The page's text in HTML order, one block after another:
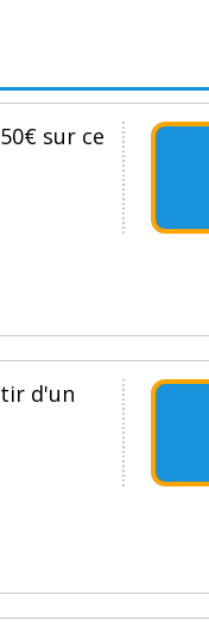
sur ce
d'un